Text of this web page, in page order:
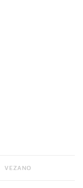
VEZANO